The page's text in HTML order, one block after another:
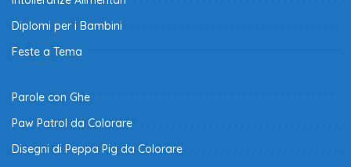
Diplomi per i Bambini
Feste a Tema
Parole con Ghe
Paw Patrol da Colorare
Disegni di Peppa Pig da Colorare